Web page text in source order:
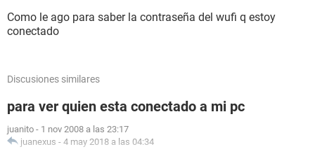
Como le ago para saber la contraseña del wufi q estoy
conectado
Discusiones similares
para ver quien esta conectado a mi pc
juanito - 1 nov 2008 a las 23:17
juanexus - 4 may 2018 a las 04:34